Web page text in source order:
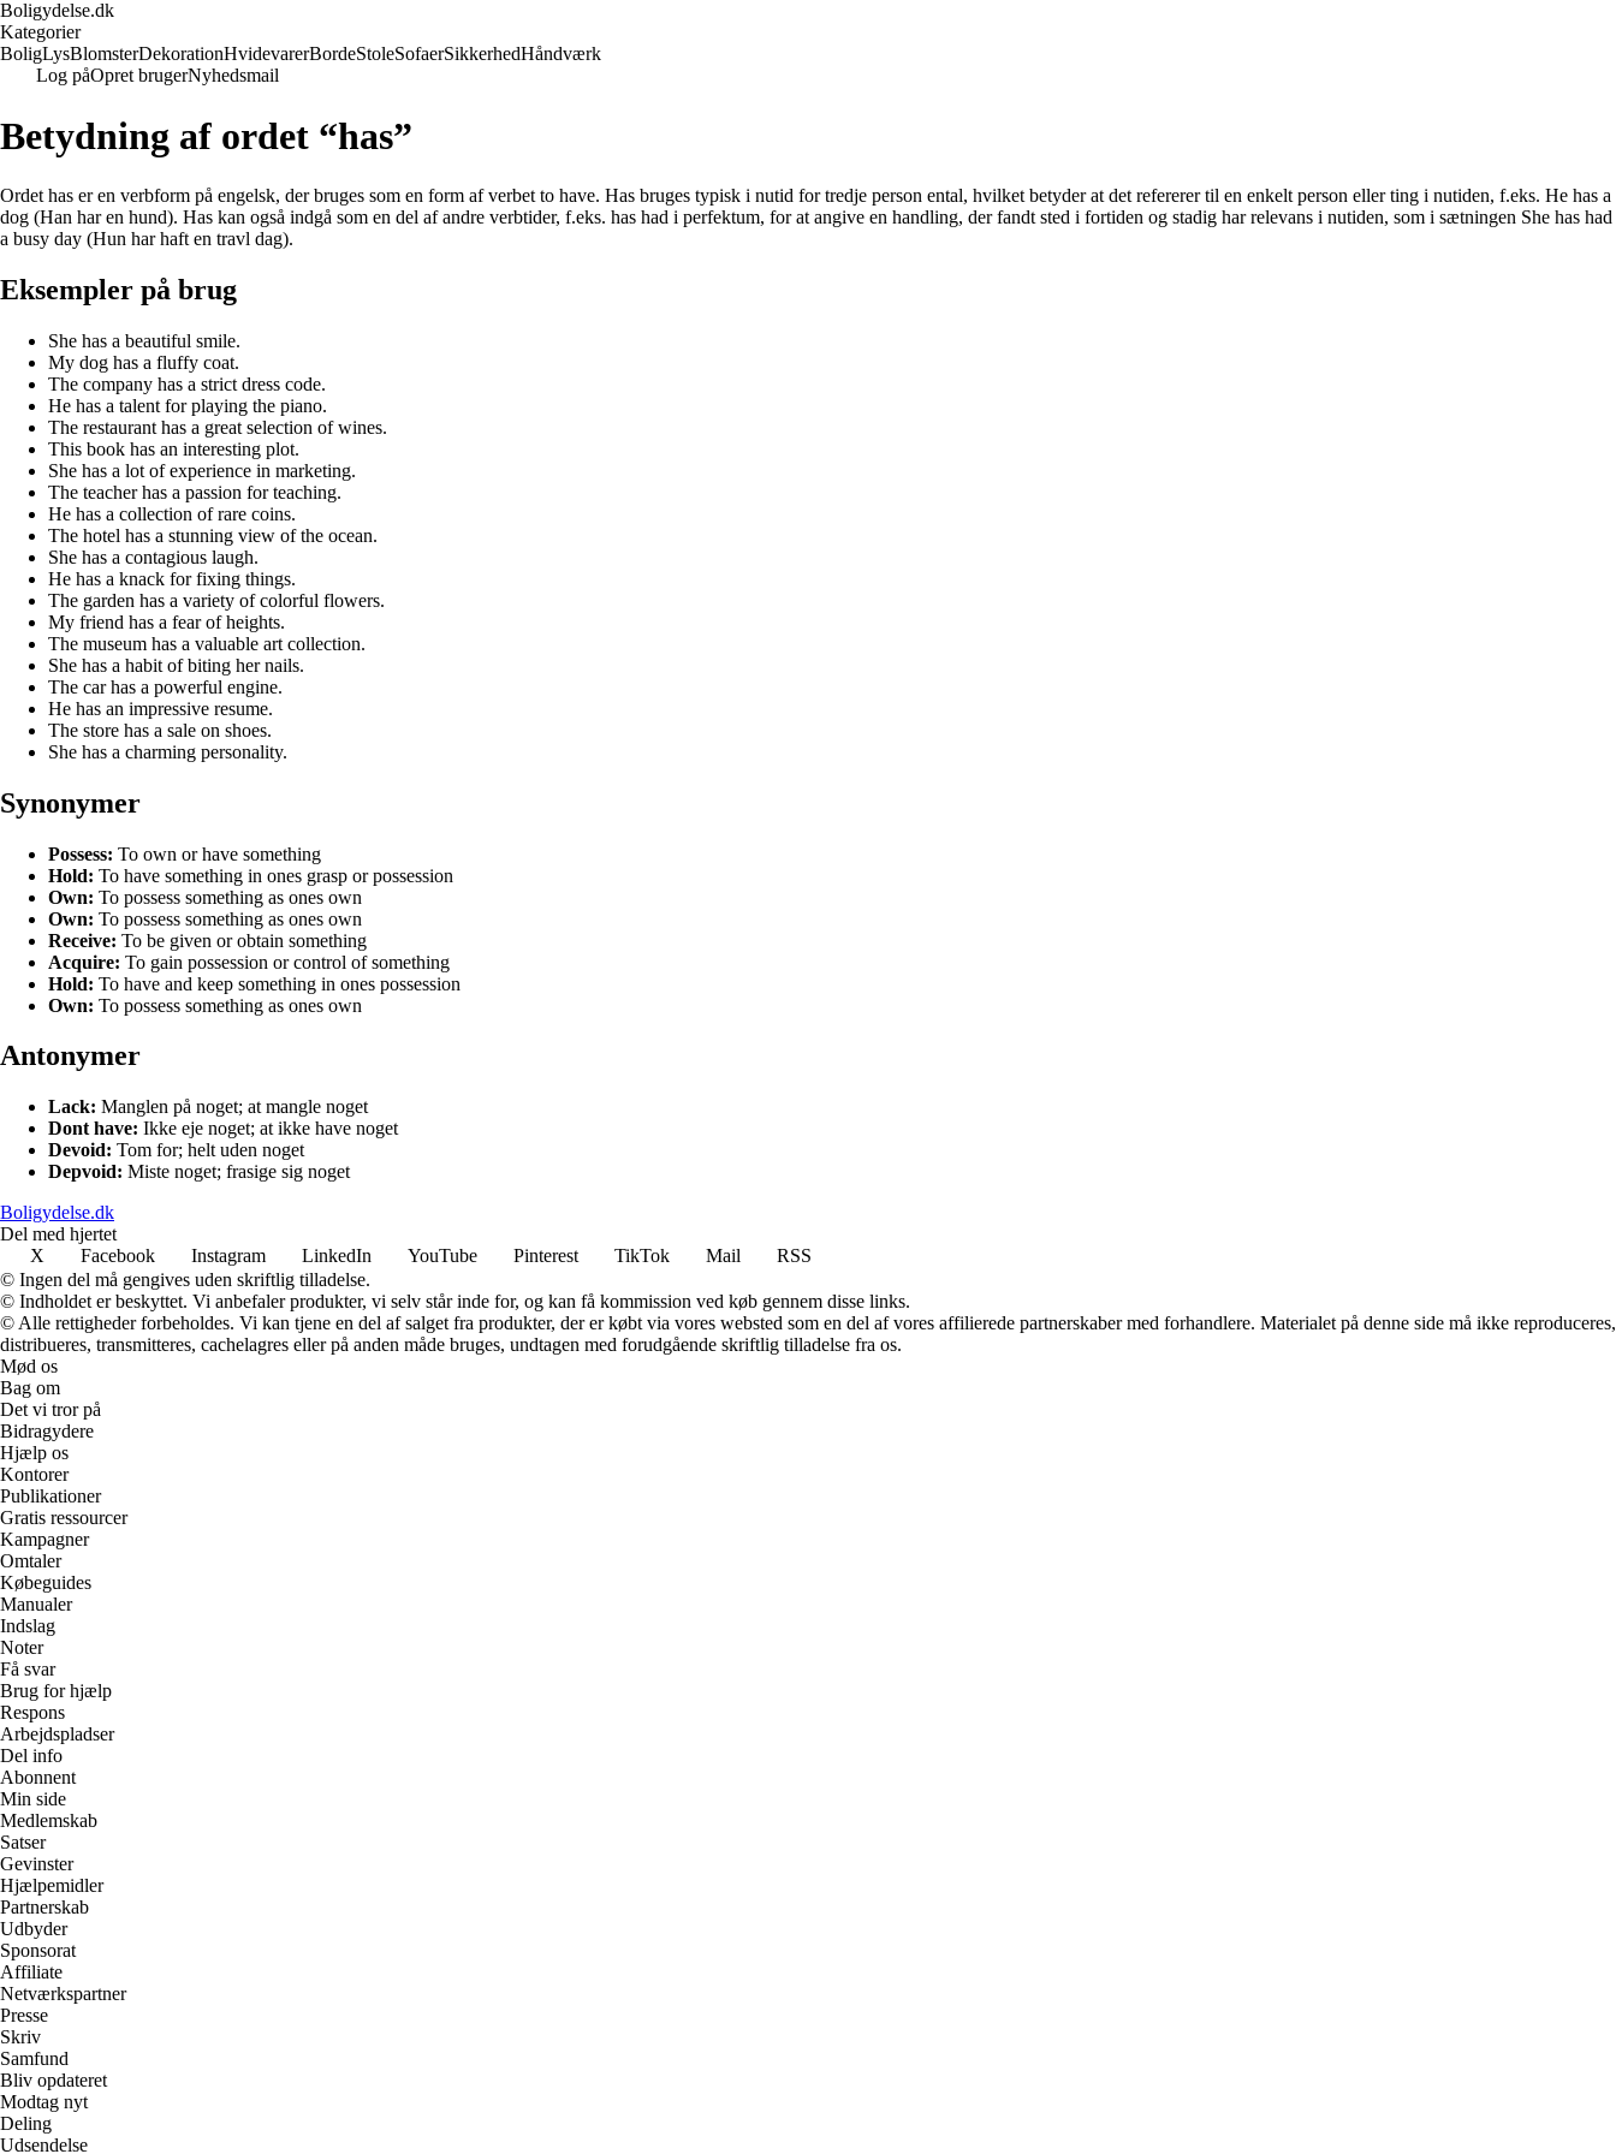
Boligydelse.dk
Kategorier
BoligLysBlomsterDekorationHvidevarerBordeStoleSofaerSikkerhedHåndværk
Log påOpret brugerNyhedsmail
Betydning af ordet “has”
Ordet has er en verbform på engelsk, der bruges som en form af verbet to have. Has bruges typisk i nutid for tredje person ental, hvilket betyder at det refererer til en enkelt person eller ting i nutiden, f.eks. He has a
dog (Han har en hund). Has kan også indgå som en del af andre verbtider, f.eks. has had i perfektum, for at angive en handling, der fandt sted i fortiden og stadig har relevans i nutiden, som i sætningen She has had
a busy day (Hun har haft en travl dag).
Eksempler på brug
She has a beautiful smile.
My dog has a fluffy coat.
The company has a strict dress code.
He has a talent for playing the piano.
The restaurant has a great selection of wines.
This book has an interesting plot.
She has a lot of experience in marketing.
The teacher has a passion for teaching.
He has a collection of rare coins.
The hotel has a stunning view of the ocean.
She has a contagious laugh.
He has a knack for fixing things.
The garden has a variety of colorful flowers.
My friend has a fear of heights.
The museum has a valuable art collection.
She has a habit of biting her nails.
The car has a powerful engine.
He has an impressive resume.
The store has a sale on shoes.
She has a charming personality.
Synonymer
Possess: To own or have something
Hold: To have something in ones grasp or possession
Own: To possess something as ones own
Own: To possess something as ones own
Receive: To be given or obtain something
Acquire: To gain possession or control of something
Hold: To have and keep something in ones possession
Own: To possess something as ones own
Antonymer
Lack: Manglen på noget; at mangle noget
Dont have: Ikke eje noget; at ikke have noget
Devoid: Tom for; helt uden noget
Depvoid: Miste noget; frasige sig noget
Boligydelse.dk
Del med hjertet
X
Facebook Instagram LinkedIn YouTube Pinterest TikTok Mail
RSS
© Ingen del må gengives uden skriftlig tilladelse.
© Indholdet er beskyttet. Vi anbefaler produkter, vi selv står inde for, og kan få kommission ved køb gennem disse links.
© Alle rettigheder forbeholdes. Vi kan tjene en del af salget fra produkter, der er købt via vores websted som en del af vores affilierede partnerskaber med forhandlere. Materialet på denne side må ikke reproduceres,
distribueres, transmitteres, cachelagres eller på anden måde bruges, undtagen med forudgående skriftlig tilladelse fra os.
Mød os
Bag om
Det vi tror på
Bidragydere
Hjælp os
Kontorer
Publikationer
Gratis ressourcer
Kampagner
Omtaler
Købeguides
Manualer
Indslag
Noter
Få svar
Brug for hjælp
Respons
Arbejdspladser
Del info
Abonnent
Min side
Medlemskab
Satser
Gevinster
Hjælpemidler
Partnerskab
Udbyder
Sponsorat
Affiliate
Netværkspartner
Presse
Skriv
Samfund
Bliv opdateret
Modtag nyt
Deling
Udsendelse